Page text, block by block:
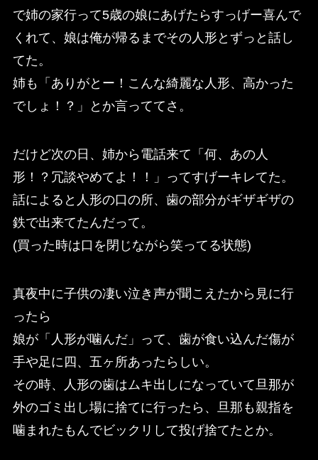
で姉の家行って5歳の娘にあげたらすっげー喜んで
くれて、娘は俺が帰るまでその人形とずっと話し
てた。
姉も「ありがとー！こんな綺麗な人形、高かった
でしょ！？」とか言っててさ。
だけど次の日、姉から電話来て「何、あの人
形！？冗談やめてよ！！」ってすげーキレてた。
話によると人形の口の所、歯の部分がギザギザの
鉄で出来てたんだって。
(買った時は口を閉じながら笑ってる状態)
真夜中に子供の凄い泣き声が聞こえたから見に行
ったら
娘が「人形が噛んだ」って、歯が食い込んだ傷が
手や足に四、五ヶ所あったらしい。
その時、人形の歯はムキ出しになっていて旦那が
外のゴミ出し場に捨てに行ったら、旦那も親指を
噛まれたもんでビックリして投げ捨てたとか。